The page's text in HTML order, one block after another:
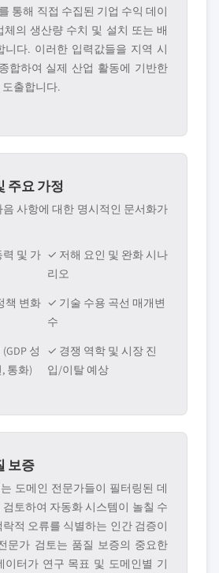
통해 직접 수집된 기업 수익 데이
체의 생산량 수치 및 설치 또는 배
니다. 이러한 입력값들을 지역 시
합하여 실제 산업 활동에 기반한
출합니다.
주요 가정
사항에 대한 명시적인 문서화가
및 가 ✓ 저해 요인 및 완화 시나
리오
책 변화 ✓ 기술 수용 곡선 매개변
수
성
통화)
✓ 경쟁 역학 및 시장 진
입/이탈 예상
보증
도메인 전문가들이 필터링된 데
토하여 자동화 시스템이 놀칠 수
적 오류를 식별하는 인간 검증이
문가 검토는 품질 보증의 중요한
이터가 연구 목표 및 도메인별 기